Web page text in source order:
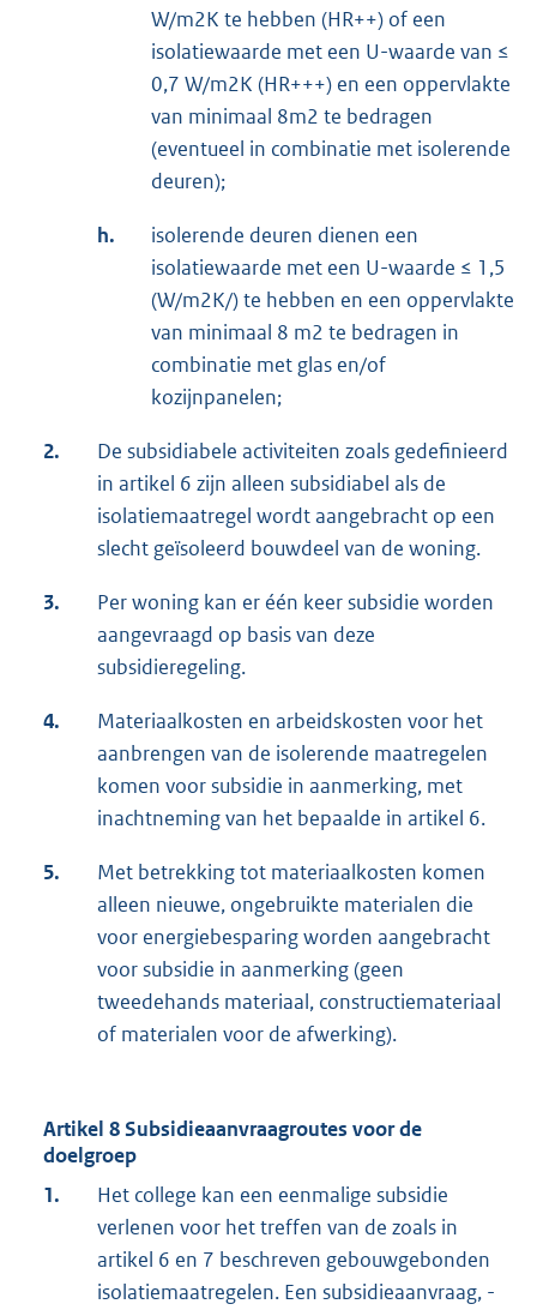
W/m2K te hebben (HR++) of een
isolatiewaarde met een U-waarde van ≤
0,7 W/m2K (HR+++) en een oppervlakte
van minimaal 8m2 te bedragen
(eventueel in combinatie met isolerende
deuren);
h.
isolerende deuren dienen een
isolatiewaarde met een U-waarde ≤ 1,5
(W/m2K/) te hebben en een oppervlakte
van minimaal 8 m2 te bedragen in
combinatie met glas en/of
kozijnpanelen;
2.
De subsidiabele activiteiten zoals gedefinieerd
in artikel 6 zijn alleen subsidiabel als de
isolatiemaatregel wordt aangebracht op een
slecht geïsoleerd bouwdeel van de woning.
3.
Per woning kan er één keer subsidie worden
aangevraagd op basis van deze
subsidieregeling.
4.
Materiaalkosten en arbeidskosten voor het
aanbrengen van de isolerende maatregelen
komen voor subsidie in aanmerking, met
inachtneming van het bepaalde in artikel 6.
5.
Met betrekking tot materiaalkosten komen
alleen nieuwe, ongebruikte materialen die
voor energiebesparing worden aangebracht
voor subsidie in aanmerking (geen
tweedehands materiaal, constructiemateriaal
of materialen voor de afwerking).
Artikel 8 Subsidieaanvraagroutes voor de
doelgroep
1.
Het college kan een eenmalige subsidie
verlenen voor het treffen van de zoals in
artikel 6 en 7 beschreven gebouwgebonden
isolatiemaatregelen. Een subsidieaanvraag, -